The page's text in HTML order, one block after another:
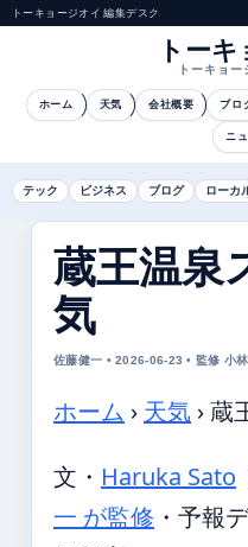
トーキョージオイ 編集デスク
トー
トーキョ
ホーム 天気 会社概要 ブロ
ニ
テック ビジネス ブログ ローカ
蔵王温泉
気
佐藤健一 • 2026-06-23 • 監修 小
ホーム › 天気 ›蔵
文・ Haruka Sato
一 が監修 ・ 予報